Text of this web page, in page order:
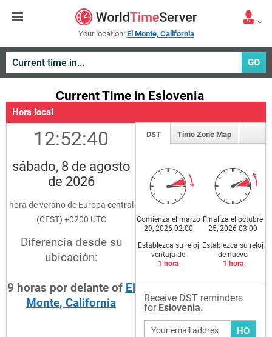
Your location: El Monte, California
GO
Current Time in Eslovenia
Hora local
12:52:40
sábado, 8 de agosto
de 2026
hora de verano de Europa central
(CEST) +0200 UTC
Diferencia desde su
ubicación:
9 horas por delante of El
Monte, California
DST Time Zone Map
Comienza el marzo
29, 2026 02:00
Establezca su reloj
ventaja de
1 hora
Finaliza el octubre
25, 2026 03:00
Establezca su reloj
de nuevo
1 hora
Receive DST reminders
for Eslovenia.
HO